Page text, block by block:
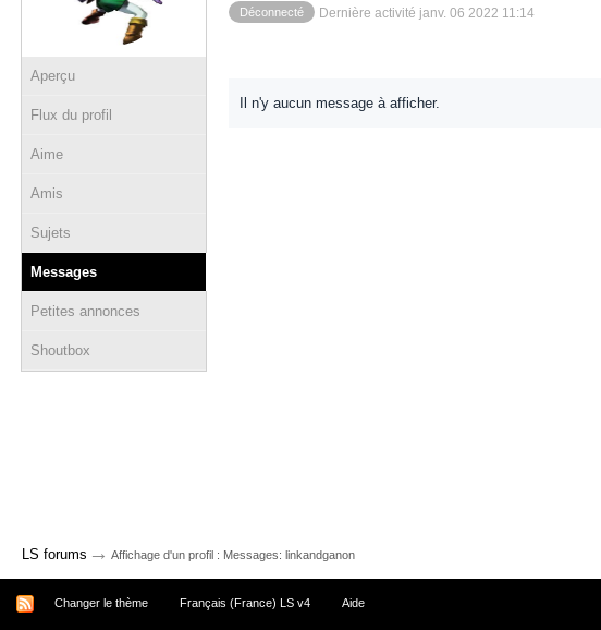
Aperçu
Flux du profil
Aime
Amis
Sujets
Messages
Petites annonces
Shoutbox
Déconnecté Dernière activité janv. 06 2022 11:14
Il n'y aucun message à afficher.
LS forums → Affichage d'un profil : Messages: linkandganon
Changer le thème Français (France) LS v4 Aide